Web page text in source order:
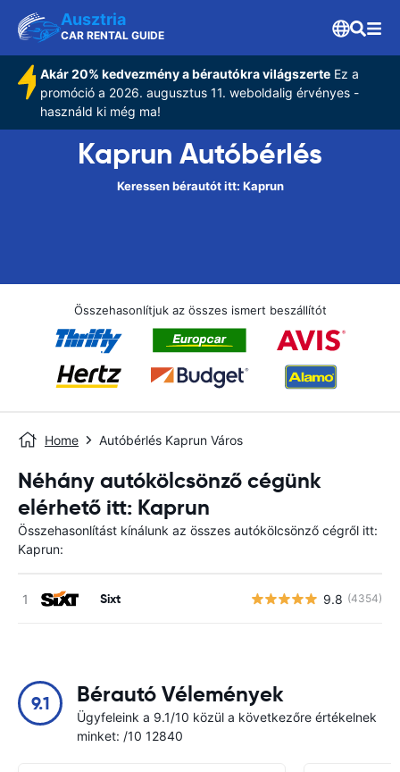
Ausztria
CAR RENTAL GUIDE
Akár 20% kedvezmény a bérautókra világszerteEz a
promóció a 2026. augusztus 11. weboldalig érvényes -
használd ki még ma!
Kaprun Autóbérlés
Keressen bérautót itt: Kaprun
Összehasonlítjuk az összes ismert beszállítót
Home Autóbérlés Kaprun Város
Néhány autókölcsönző cégünk
elérhető itt: Kaprun
Összehasonlítást kínálunk az összes autókölcsönző cégről itt:
Kaprun:
Sixt 9.8 (4354)
9.1 Bérautó Vélemények
Ügyfeleink a 9.1/10 közül a következőre értékelnek
minket: /10 12840